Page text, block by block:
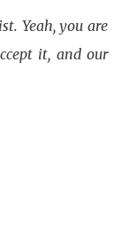
Yeah, you are
it, and our